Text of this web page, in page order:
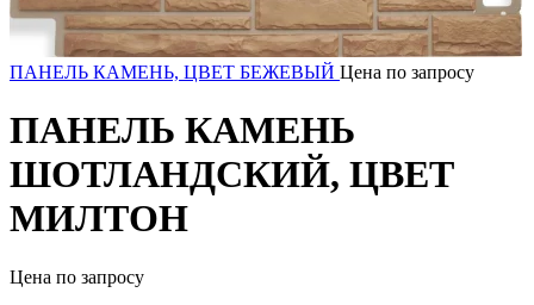
ПАНЕЛЬ КАМЕНЬ, ЦВЕТ БЕЖЕВЫЙ Цена по запросу
ПАНЕЛЬ КАМЕНЬ
ШОТЛАНДСКИЙ, ЦВЕТ
МИЛТОН
Цена по запросу